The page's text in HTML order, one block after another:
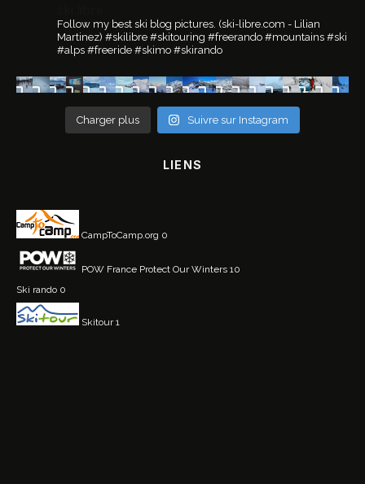
Follow my best ski blog pictures. (ski-libre.com - Lilian
Martinez) #skilibre #skitouring #freerando #mountains #ski
#alps #freeride #skimo #skirando
Charger plus Suivre sur Instagram
LIENS
CampToCamp.org 0
POW France Protect Our Winters 10
Ski rando 0
Skitour1